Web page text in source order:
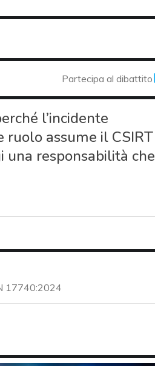
Partecipa al dibattito
l’incidente
ruolo assume il CSIRT
una responsabilità che
17740:2024